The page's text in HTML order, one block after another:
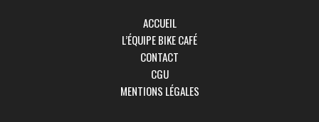
ACCUEIL
L’ÉQUIPE BIKE CAFÉ
CONTACT
CGU
MENTIONS LÉGALES